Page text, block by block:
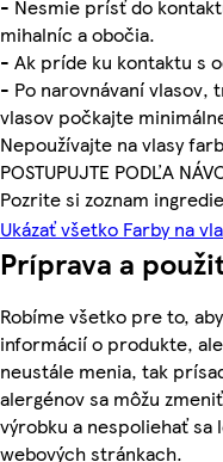
- Nesmie prísť do
mihalníc a obočia.
- Ak príde ku kontaktu s
- Po narovnávaní vlasov,
vlasov počkajte
Nepoužívajte na vlasy
POSTUPUJTE PODĽA
Pozrite si zoznam
Ukázať všetko Farby na
Príprava a
Robíme všetko pre to,
informácií o produkte,
neustále menia, tak
alergénov sa môžu
výrobku a nespoliehať
webových stránkach.